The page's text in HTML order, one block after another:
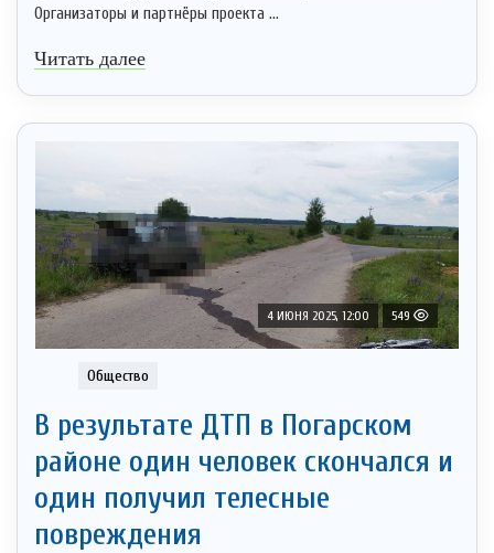
Организаторы и партнёры проекта ...
Читать далее
4 ИЮНЯ 2025, 12:00 549
Общество
В результате ДТП в Погарском
районе один человек скончался и
один получил телесные
повреждения